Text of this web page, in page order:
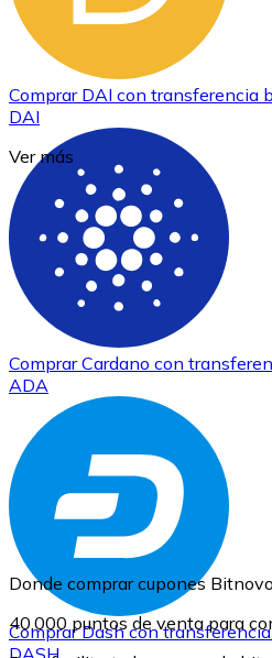
Comprar DAI con transferencia
DAI
ComprarCardano con
ADA
ComprarDashcon
Ver más
Donde comprar cupones Bitnovo
40.000 puntos de venta para